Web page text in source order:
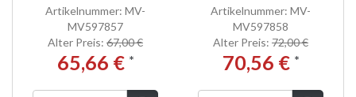
Artikelnummer: MV-
MV597857
Alter Preis: 67,00 €
65,66 € *
Artikelnummer: MV-
MV597858
Alter Preis: 72,00 €
70,56 € *